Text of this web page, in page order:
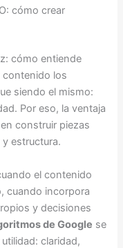
cómo crear
cómo entiende
contenido los
siendo el mismo:
Por eso, la ventaja
construir piezas
estructura.
el contenido
cuando incorpora
y decisiones
de Google se
claridad,